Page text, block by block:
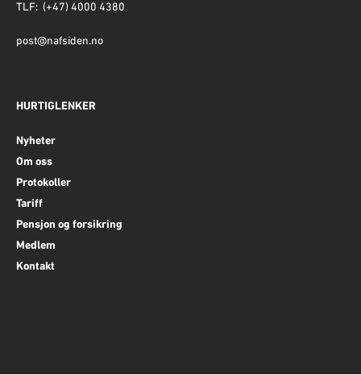
TLF: (+47) 4000 4380
post@nafsiden.no
HURTIGLENKER
Nyheter
Om oss
Protokoller
Tariff
Pensjon og forsikring
Medlem
Kontakt